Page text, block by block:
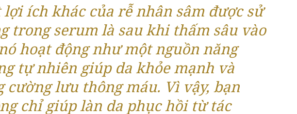
lợi ích khác của rễ nhân sâm được sử
trong serum là sau khi thấm sâu vào
hoạt động như một nguồn năng
tự nhiên giúp da khỏe mạnh và
cường lưu thông máu. Vì vậy, bạn
chỉ giúp làn da phục hồi từ tác